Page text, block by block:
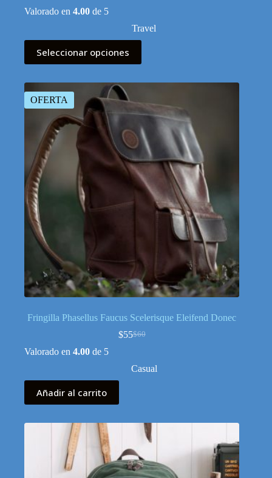
desde
Valorado en 4.00 de 5
Travel
Seleccionar opciones
Este
producto
tiene
Las
opciones
pueden
elegir
página
de
producto
OFERTA
Fringilla Phasellus Faucus Scelerisque Eleifend Donec
$60
El
era:
$55El
es:
Valorado en 4.00 de 5
Casual
Añadir al carrito